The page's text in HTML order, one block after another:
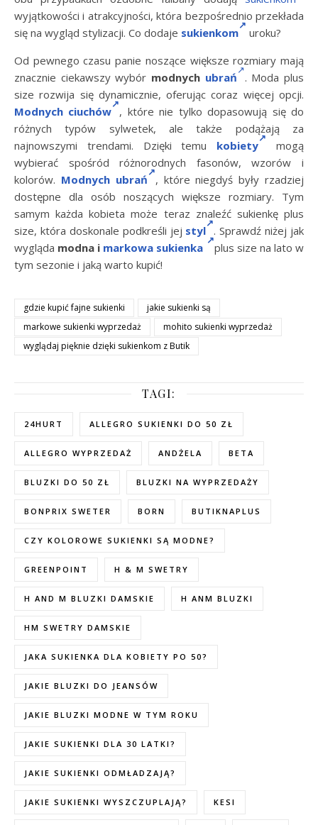
wyjątkowości i atrakcyjności, która bezpośrednio przekłada
się na wygląd stylizacji. Co dodaje sukienkom
uroku?
Od pewnego czasu panie noszące większe rozmiary mają
znacznie ciekawszy wybór modnych ubrań . Moda plus
size rozwija się dynamicznie, oferując coraz więcej opcji.
Modnych ciuchów , które nie tylko dopasowują się do
różnych typów sylwetek, ale także podążają za
najnowszymi trendami. Dzięki temu kobiety
mogą
wybierać spośród różnorodnych fasonów, wzorów i
kolorów. Modnych ubrań
, które niegdyś były rzadziej
dostępne dla osób noszących większe rozmiary. Tym
samym każda kobieta może teraz znaleźć sukienkę plus
size, która doskonale podkreśli jej styl . Sprawdź niżej jak
wygląda modna i markowa sukienka
plus size na lato w
tym sezonie i jaką warto kupić!
gdzie kupić fajne sukienki
jakie sukienki są
markowe sukienki wyprzedaż
mohito sukienki wyprzedaż
wyglądaj pięknie dzięki sukienkom z Butik
TAGI:
24HURT ALLEGRO SUKIENKI DO 50 ZŁ
ALLEGRO WYPRZEDAŻ ANDŻELA BETA
BLUZKI DO 50 ZŁ BLUZKI NA WYPRZEDAŻY
BONPRIX SWETER BORN BUTIKNAPLUS
CZY KOLOROWE SUKIENKI SĄ MODNE?
GREENPOINT H & M SWETRY
H AND M BLUZKI DAMSKIE H ANM BLUZKI
HM SWETRY DAMSKIE
JAKA SUKIENKA DLA KOBIETY PO 50?
JAKIE BLUZKI DO JEANSÓW
JAKIE BLUZKI MODNE W TYM ROKU
JAKIE SUKIENKI DLA 30 LATKI?
JAKIE SUKIENKI ODMŁADZAJĄ?
JAKIE SUKIENKI WYSZCZUPLAJĄ? KESI